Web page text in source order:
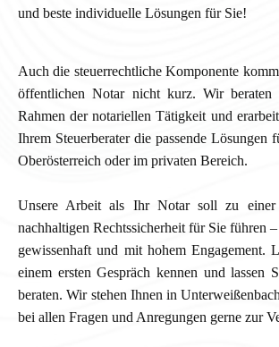
und beste individuelle Lösungen für Sie!
Auch die steuerrechtliche Komponente
öffentlichen Notar nicht kurz. Wir beraten
Rahmen der notariellen Tätigkeit und
Ihrem Steuerberater die passende Lösungen
Oberösterreich oder im privaten Bereich.
Unsere Arbeit als Ihr Notar soll zu einer
nachhaltigen Rechtssicherheit für Sie führen
gewissenhaft und mit hohem Engagement.
einem ersten Gespräch kennen und lassen
beraten. Wir stehen Ihnen in
bei allen Fragen und Anregungen gerne zur